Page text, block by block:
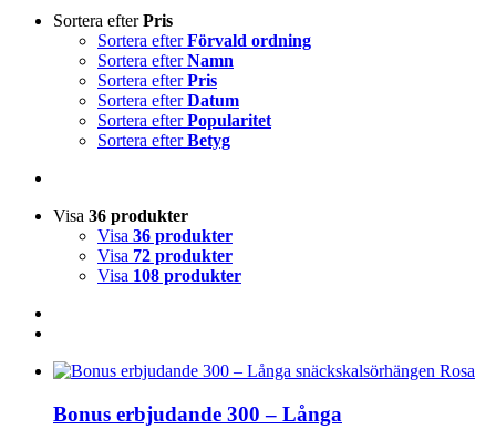
Sortera efterPris
Sortera efterFörvald ordning
Sortera efterNamn
Sortera efterPris
Sortera efterDatum
Sortera efterPopularitet
Sortera efterBetyg
Visa 36 produkter
Visa 36 produkter
Visa 72 produkter
Visa 108 produkter
Bonus erbjudande 300 – Långa